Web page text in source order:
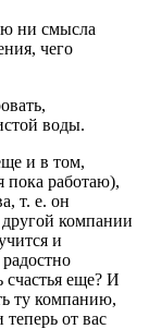
ни смысла
чего
воды.
и в том,
пока работаю),
т. е. он
другой компании
и
еще? И
ту компанию,
от вас